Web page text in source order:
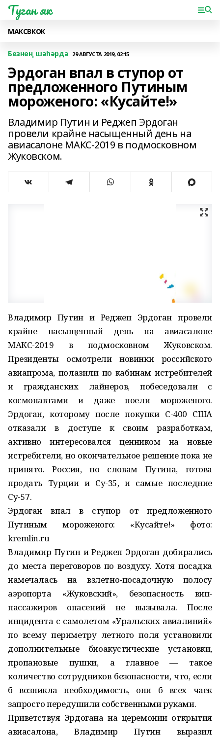
Туган як
МАКСВКОК
Безнең шәһәрдә 29 АВГУСТА 2019, 02:15
Эрдоган впал в ступор от
предложенного Путиным
мороженого: «Кусайте!»
Владимир Путин и Реджеп Эрдоган
провели крайне насыщенный день на
авиасалоне МАКС-2019 в подмосковном
Жуковском.
Владимир Путин и Реджеп Эрдоган провели
крайне насыщенный день на авиасалоне
МАКС-2019 в подмосковном Жуковском.
Президенты осмотрели новинки российского
авиапрома, полазили по кабинам истребителей
и гражданских лайнеров, побеседовали с
космонавтами и даже поели мороженого.
Эрдоган, которому после покупки С-400 США
отказали в доступе к своим разработкам,
активно интересовался ценником на новые
истребители, но окончательное решение пока не
принято. Россия, по словам Путина, готова
продать Турции и Су-35, и самые последние
Су-57.
Эрдоган впал в ступор от предложенного
Путиным мороженого: «Кусайте!» фото:
kremlin.ru
Владимир Путин и Реджеп Эрдоган добирались
до места переговоров по воздуху. Хотя посадка
намечалась на взлетно-посадочную полосу
аэропорта «Жуковский», безопасность вип-
пассажиров опасений не вызывала. После
инцидента с самолетом «Уральских авиалиний»
по всему периметру летного поля установили
дополнительные биоакустические установки,
пропановые пушки, а главное — такое
количество сотрудников безопасности, что, если
б возникла необходимость, они б всех чаек
запросто передушили собственными руками.
Приветствуя Эрдогана на церемонии открытия
авиасалона, Владимир Путин выразил